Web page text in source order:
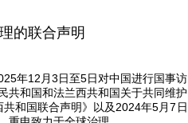
的联合声明
年12月3日至5日对中国进行国事访
共和国和法兰西共和国关于共同维护
和国联合声明》以及2024年5月7日